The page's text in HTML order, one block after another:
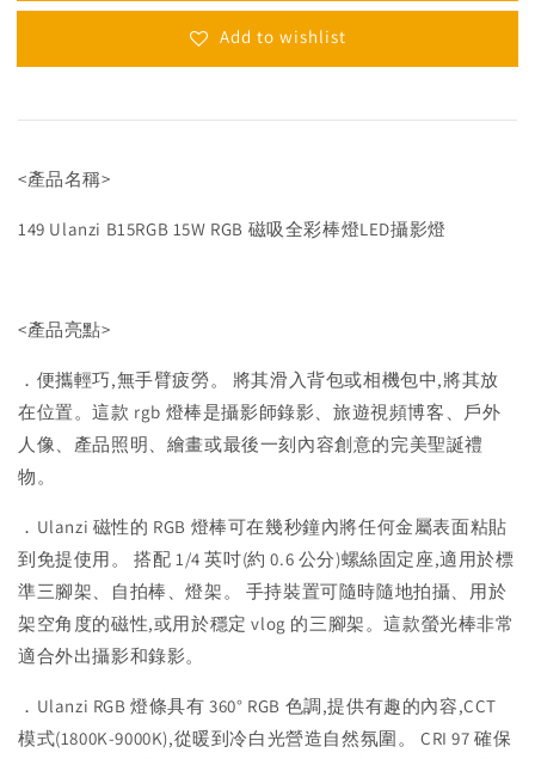
Add to wishlist
<產品名稱>
149 Ulanzi B15RGB 15W RGB 磁吸全彩棒燈LED攝影燈
<產品亮點>
．便攜輕巧,無手臂疲勞。 將其滑入背包或相機包中,將其放
在位置。這款 rgb 燈棒是攝影師錄影、旅遊視頻博客、戶外
人像、產品照明、繪畫或最後一刻內容創意的完美聖誕禮
物。
．Ulanzi 磁性的 RGB 燈棒可在幾秒鐘內將任何金屬表面粘貼
到免提使用。 搭配 1/4 英吋(約 0.6 公分)螺絲固定座,適用於標
準三腳架、自拍棒、燈架。 手持裝置可隨時隨地拍攝、用於
架空角度的磁性,或用於穩定 vlog 的三腳架。這款螢光棒非常
適合外出攝影和錄影。
．Ulanzi RGB 燈條具有 360° RGB 色調,提供有趣的內容,CCT
模式(1800K-9000K),從暖到冷白光營造自然氛圍。 CRI 97 確保